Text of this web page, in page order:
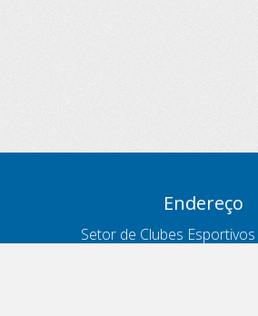
Endereço
Setor de Clubes Esportivos